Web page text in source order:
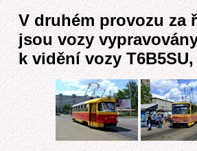
V druhém provozu za
jsou vozy
k vidění vozy